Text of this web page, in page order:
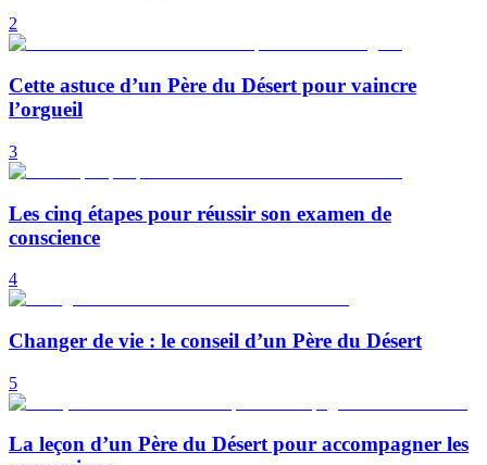
2
Cette astuce d’un Père du Désert pour vaincre
l’orgueil
3
Les cinq étapes pour réussir son examen de
conscience
4
Changer de vie : le conseil d’un Père du Désert
5
La leçon d’un Père du Désert pour accompagner les